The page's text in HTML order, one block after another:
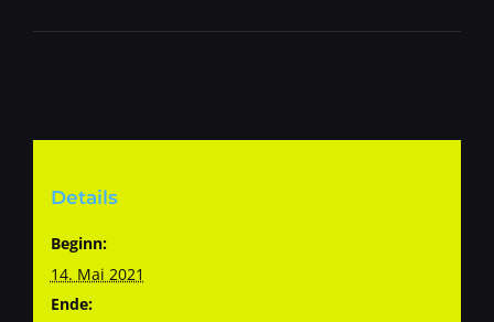
Details
Beginn:
14. Mai 2021
Ende: